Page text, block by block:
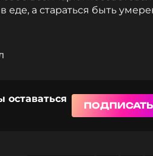
еде, а стараться быть
оставаться